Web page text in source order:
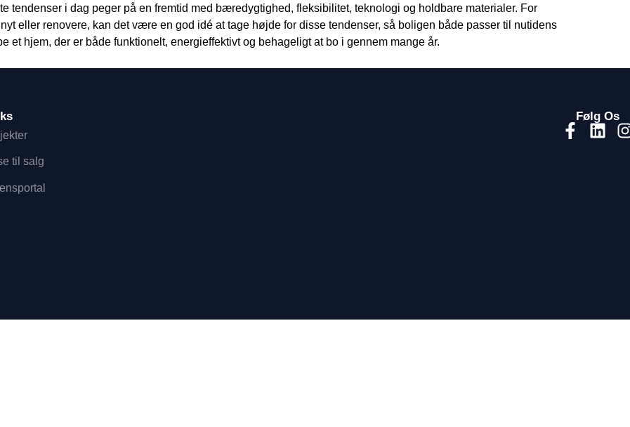
tendenser i dag peger på en fremtid med bæredygtighed, fleksibilitet, teknologi og holdbare materialer. For
eller renovere, kan det være en god idé at tage højde for disse tendenser, så boligen både passer til nutidens
et hjem, der er både funktionelt, energieffektivt og behageligt at bo i gennem mange år.
til salg
Følg Os